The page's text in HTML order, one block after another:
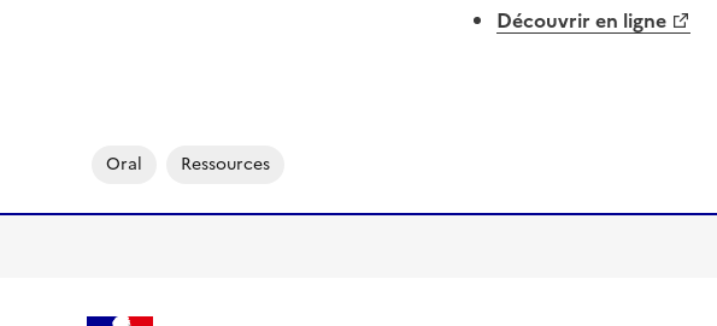
Découvrir en ligne
Oral Ressources